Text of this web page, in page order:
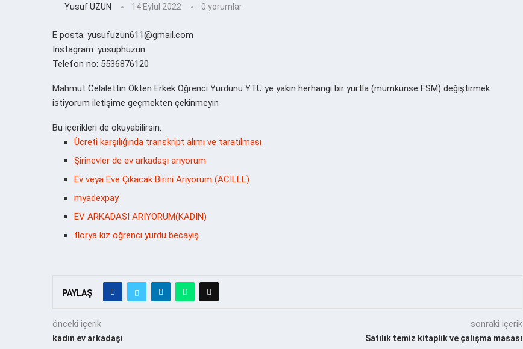
Yusuf UZUN 14 Eylül 2022 0 yorumlar
E posta: yusufuzun611@gmail.com
İnstagram: yusuphuzun
Telefon no: 5536876120
Mahmut Celalettin Ökten Erkek Öğrenci Yurdunu YTÜ ye yakın herhangi bir yurtla (mümkünse FSM) değiştirmek
istiyorum iletişime geçmekten çekinmeyin
Bu içerikleri de okuyabilirsin:
Ücreti karşılığında transkript alımı ve taratılması
Şirinevler de ev arkadaşı arıyorum
Ev veya Eve Çıkacak Birini Arıyorum (ACİLLL)
myadexpay
EV ARKADASI ARIYORUM(KADIN)
florya kız öğrenci yurdu becayiş
PAYLAŞ
önceki içerik
kadın ev arkadaşı
sonraki içerik
Satılık temiz kitaplık ve çalışma masası